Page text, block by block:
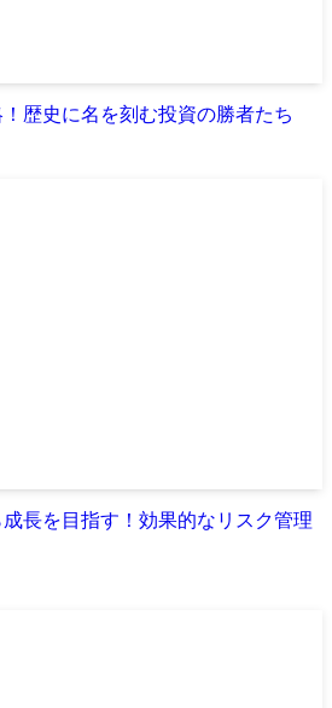
歴史に名を刻む投資の勝者たち
長を目指す！効果的なリスク管理